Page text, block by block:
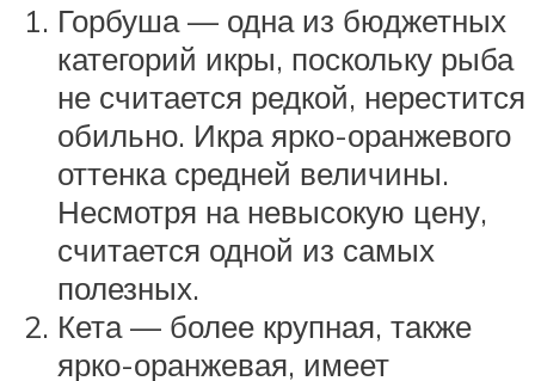
Горбуша — одна из бюджетных
категорий икры, поскольку рыба
не считается редкой, нерестится
обильно. Икра ярко-оранжевого
оттенка средней величины.
Несмотря на невысокую цену,
считается одной из самых
полезных.
Кета — более крупная, также
ярко-оранжевая, имеет